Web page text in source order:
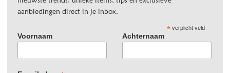
aanbiedingen direct in je inbox.
*verplicht veld
Voornaam Achternaam